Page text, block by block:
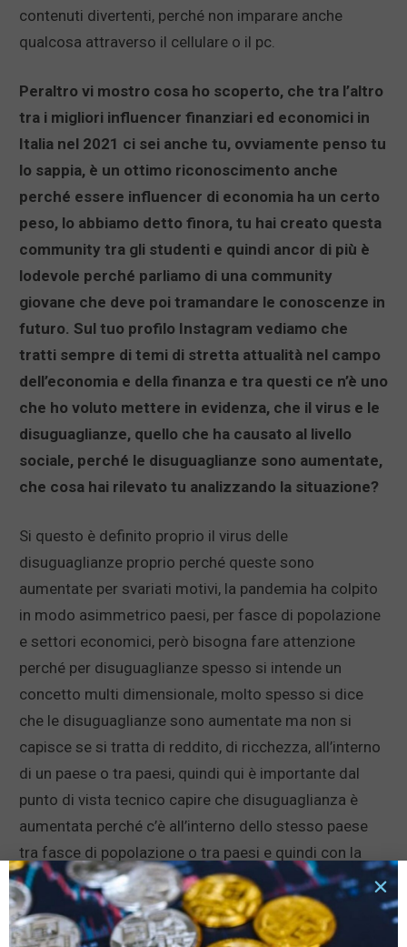
contenuti divertenti, perché non imparare anche
qualcosa attraverso il cellulare o il pc.
Peraltro vi mostro cosa ho scoperto, che tra l’altro
tra i migliori influencer finanziari ed economici in
Italia nel 2021 ci sei anche tu, ovviamente penso tu
lo sappia, è un ottimo riconoscimento anche
perché essere influencer di economia ha un certo
peso, lo abbiamo detto finora, tu hai creato questa
community tra gli studenti e quindi ancor di più è
lodevole perché parliamo di una community
giovane che deve poi tramandare le conoscenze in
futuro. Sul tuo profilo Instagram vediamo che
tratti sempre di temi di stretta attualità nel campo
dell’economia e della finanza e tra questi ce n’è uno
che ho voluto mettere in evidenza, che il virus e le
disuguaglianze, quello che ha causato al livello
sociale, perché le disuguaglianze sono aumentate,
che cosa hai rilevato tu analizzando la situazione?
Si questo è definito proprio il virus delle
disuguaglianze proprio perché queste sono
aumentate per svariati motivi, la pandemia ha colpito
in modo asimmetrico paesi, per fasce di popolazione
e settori economici, però bisogna fare attenzione
perché per disuguaglianze spesso si intende un
concetto multi dimensionale, molto spesso si dice
che le disuguaglianze sono aumentate ma non si
capisce se si tratta di reddito, di ricchezza, all’interno
di un paese o tra paesi, quindi qui è importante dal
punto di vista tecnico capire che disuguaglianza è
aumentata perché c’è all’interno dello stesso paese
tra fasce di popolazione o tra paesi e quindi con la
pandemia molti economisti sostengono che questi
due aspetti, che spesso sono complementari,
cresceranno insieme, nel senso che sia alcuni paesi,